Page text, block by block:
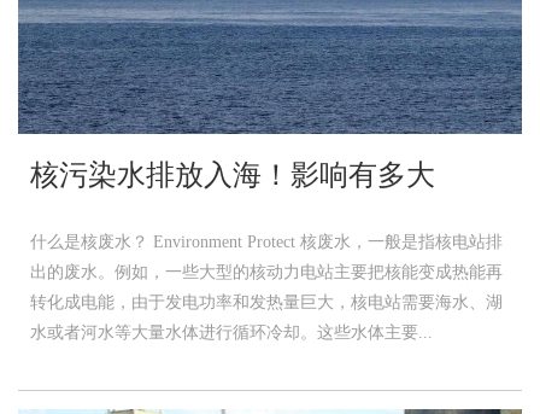
核污染水排放入海！影响有多大
什么是核废水？ Environment Protect 核废水，一般是指核电站排
出的废水。例如，一些大型的核动力电站主要把核能变成热能再
转化成电能，由于发电功率和发热量巨大，核电站需要海水、湖
水或者河水等大量水体进行循环冷却。这些水体主要...